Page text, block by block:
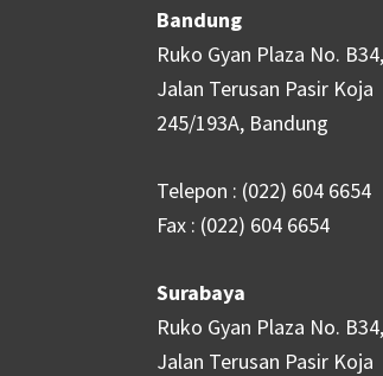
Bandung
Ruko Gyan Plaza No. B34,
Jalan Terusan Pasir Koja
245/193A, Bandung
Telepon : (022) 604 6654
Fax : (022) 604 6654
Surabaya
Ruko Gyan Plaza No. B34,
Jalan Terusan Pasir Koja